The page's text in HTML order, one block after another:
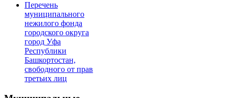
Перечень
муниципального
нежилого фонда
городского округа
город Уфа
Республики
Башкортостан,
свободного от прав
третьих лиц